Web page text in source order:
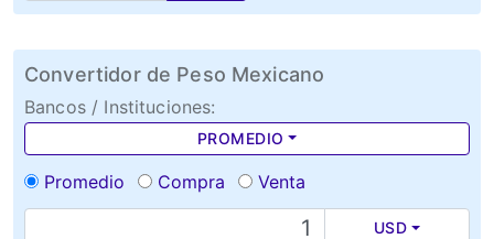
Convertidor de Peso Mexicano
Bancos / Instituciones:
PROMEDIO
Promedio Compra Venta
USD